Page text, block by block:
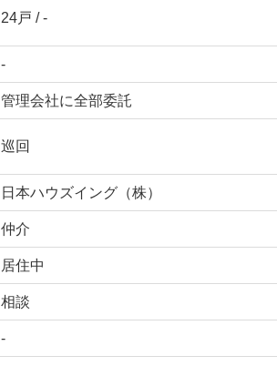
24戸 / -
-
管理会社に全部委託
巡回
日本ハウズイング（株）
仲介
居住中
相談
-